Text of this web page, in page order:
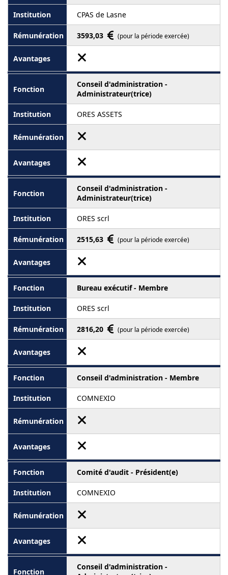
CPAS de Lasne
3593,03 (pour la période exercée)
Conseil d'administration -
Administrateur(trice)
ORES ASSETS
Conseil d'administration -
Administrateur(trice)
ORES scrl
2515,63 (pour la période exercée)
Bureau exécutif - Membre
ORES scrl
2816,20 (pour la période exercée)
Conseil d'administration - Membre
COMNEXIO
Comité d'audit - Président(e)
COMNEXIO
Conseil d'administration -